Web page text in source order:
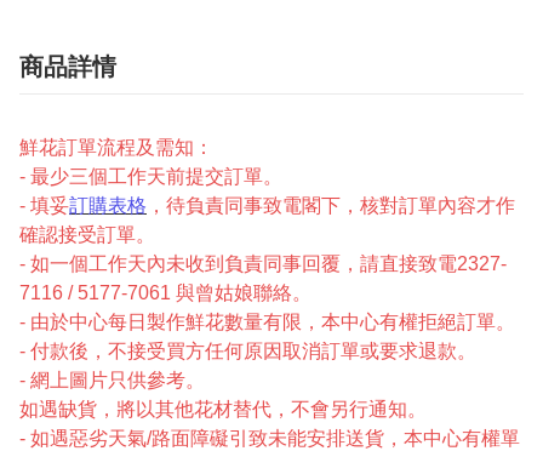
商品詳情
鮮花訂單流程及需知：
- 最少三個工作天前提交訂單。
- 填妥訂購表格 ，待負責同事致電閣下，核對訂單內容才作
確認接受訂單。
- 如一個工作天內未收到負責同事回覆，請直接致電2327-
7116 / 5177-7061 與曾姑娘聯絡。
- 由於中心每日製作鮮花數量有限，本中心有權拒絕訂單。
- 付款後，不接受買方任何原因取消訂單或要求退款。
- 網上圖片只供參考。
如遇缺貨，將以其他花材替代，不會另行通知。
- 如遇惡劣天氣/路面障礙引致未能安排送貨，本中心有權單